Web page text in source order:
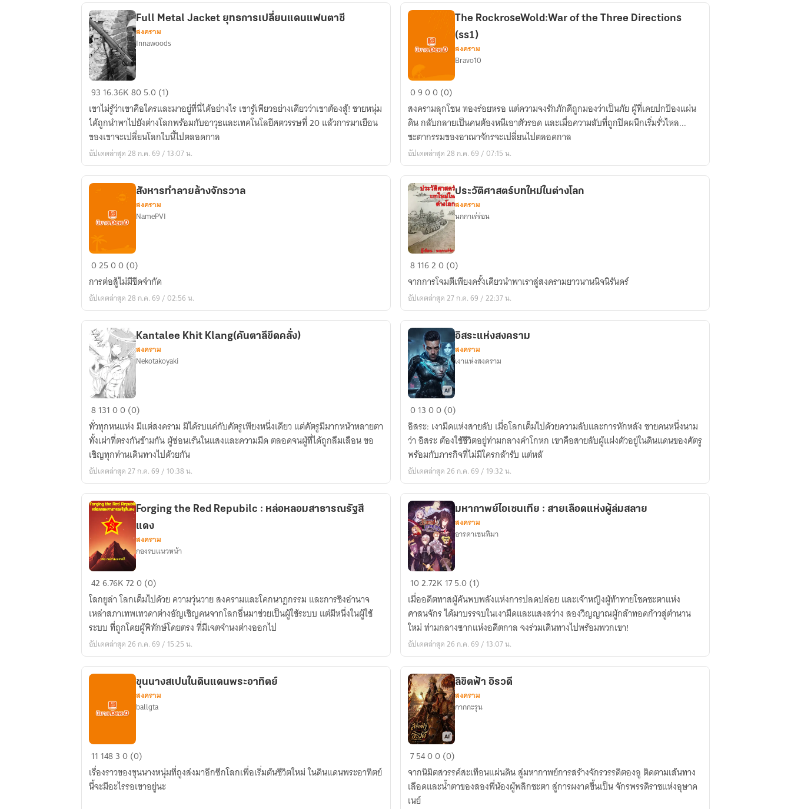
เย้ย
ฟ้า
Full
Metal
Jacket
ยุทธการ
เปลี่ยน
แดน
แฟนตาซี
Full Metal Jacket ยุทธการเปลี่ยนแดนแฟนตาซี
สงคราม
Innawoods
93 16.36K805.0 (1)
เขาไม่รู้ว่าเขาคือใครและมาอยู่ที่นี่ได้อย่างไร เขารู้เพียวอย่างเดียวว่าเขาต้องสู้! ชายหนุ่ม
ได้ถูกนําพาไปยังต่างโลกพร้อมกับอาวุธและเทคโนโลยีศตวรรษที่ 20 แล้วการมาเยือน
ของเขาจะเปลี่ยนโลกใบนี้ไปตลอดกาล
อัปเดตล่าสุด 28 ก.ค. 69 / 13:07 น.
The
RockroseWold:War
of
the
Three
Directions
(ss1)
The RockroseWold:War of the Three Directions
(ss1)
สงคราม
Bravo10
0900 (0)
สงครามลุกโชน ทองร่อยหรอ แต่ความจงรักภักดีถูกมองว่าเป็นภัย ผู้ที่เคยปกป้องแผ่น
ดิน กลับกลายเป็นคนต้องหนีเอาตัวรอด และเมื่อความลับที่ถูกปิดผนึกเริ่มรั่วไหล...
ชะตากรรมของอาณาจักรจะเปลี่ยนไปตลอดกาล
อัปเดตล่าสุด 28 ก.ค. 69 / 07:15 น.
สังหาร
ทำลาย
ล้าง
จักรวาล
สังหารทำลายล้างจักรวาล
สงคราม
NamePVI
02500 (0)
การต่อสู้ไม่มีขีดจำกัด
อัปเดตล่าสุด 28 ก.ค. 69 / 02:56 น.
ประวัติศาสตร์
ใหม่
ใน
ต่าง
โลก
ประวัติศาสตร์บทใหม่ในต่างโลก
สงคราม
นกกาเร่ร่อน
811620 (0)
จากการโจมตีเพียงครั้งเดียวนำพาเราสู่สงครามยาวนานนิจนิรันดร์
อัปเดตล่าสุด 27 ก.ค. 69 / 22:37 น.
Kantalee
Khit
Klang(คัน
ตา
ลี
ขีด
คลั่ง)
Kantalee Khit Klang(คันตาลีขีดคลั่ง)
สงคราม
Nekotakoyaki
813100 (0)
ทั่วทุกหนแห่ง มีแต่สงคราม มิได้รบแค่กับศัตรูเพียงหนึ่งเดียว แต่ศัตรูมีมากหน้าหลายตา
ทั้งเผ่าที่ตรงกันข้ามกัน ผู้ซ่อนเร้นในแสงและความมืด ตลอดจนผู้ที่ได้ถูกลืมเลือน ขอ
เชิญทุกท่านเดินทางไปด้วยกัน
อัปเดตล่าสุด 27 ก.ค. 69 / 10:38 น.
อิสระ
แห่ง
สงคราม
อิสระแห่งสงคราม
สงคราม
เงาแห่งสงคราม
01300 (0)
อิสระ: เงามืดแห่งสายลับ เมื่อโลกเต็มไปด้วยความลับและการหักหลัง ชายคนหนึ่งนาม
ว่า อิสระ ต้องใช้ชีวิตอยู่ท่ามกลางคำโกหก เขาคือสายลับผู้แฝงตัวอยู่ในดินแดนของศัตรู
พร้อมกับภารกิจที่ไม่มีใครกล้ารับ แต่หลั
อัปเดตล่าสุด 26 ก.ค. 69 / 19:32 น.
Forging
the
Red
Repubilc
:
หล่อ
หลอม
สาธารณรัฐ
Forging the Red Repubilc : หล่อหลอมสาธารณรัฐสี
แดง
สงคราม
กองรบแนวหน้า
426.76K720 (0)
โลกยูล่า โลกเต็มไปด้วย ความวุ่นวาย สงครามและโคกนาฎกรรม และการชิงอำนาจ
เหล่าสภาเทพเทวดาต่างอัญเชิญคนจากโลกอื่นมาช่วยเป็นผู้ใช้ระบบ แต่มีหนึ่งในผู้ใช้
ระบบ ที่ถูกโดยผู้พิทักษ์โดยตรง ที่มีเจตจำนงต่างออกไป
อัปเดตล่าสุด 26 ก.ค. 69 / 15:25 น.
มหา
กาพย์
ไอ
เซน
เทีย
:
สาย
เลือด
แห่ง
ผู้
ล่ม
สลาย
มหากาพย์ไอเซนเทีย : สายเลือดแห่งผู้ล่มสลาย
สงคราม
อารดาเซนทิมา
102.72K 175.0 (1)
เมื่ออดีตทาสผู้ค้นพบพลังแห่งการปลดปล่อย และเจ้าหญิงผู้ท้าทายโชคชะตาแห่ง
ศาสนจักร ได้มาบรรจบในเงามืดและแสงสว่าง สองวิญญาณผู้กล้าทอดก้าวสู่ตำนาน
ใหม่ ท่ามกลางซากแห่งอดีตกาล จงร่วมเดินทางไปพร้อมพวกเขา!
อัปเดตล่าสุด 26 ก.ค. 69 / 13:07 น.
ขุนนาง
สเปน
ใน
ดิน
ขุนนางสเปนในดินแดนพระอาทิตย์
สงคราม
ballgta
11 14830 (0)
เรื่องราวของขุนนางหนุ่มที่ถูงส่งมาอีกซีกโลกเพื่อเริ่มต้นชีวิตใหม่ ในดินแดนพระอาทิตย์
นี้จะมีอะไรรอเขาอยู่นะ
ลิขิต
อิ
รวดี
ลิขิตฟ้า อิรวดี
สงคราม
กากกะรุน
75400 (0)
จากนิมิตสวรรค์สะเทือนแผ่นดิน สู่มหากาพย์การสร้างจักรวรรดิตองอู ติดตามเส้นทาง
เลือดและน้ำตาของสองพี่น้องผู้พลิกชะตา สู่การผงาดขึ้นเป็น จักรพรรดิราชแห่งอุษาค
เนย์